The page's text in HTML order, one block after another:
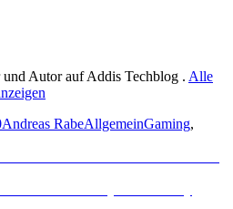
Autor auf Addis Techblog . Alle
Autor
Andreas RabeKategorien
AllgemeinSchlagwörter
Gaming,